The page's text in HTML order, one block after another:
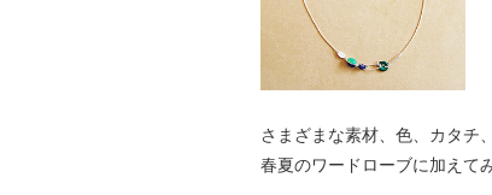
さまざまな素材、色、カタチ
春夏のワードローブに加えて